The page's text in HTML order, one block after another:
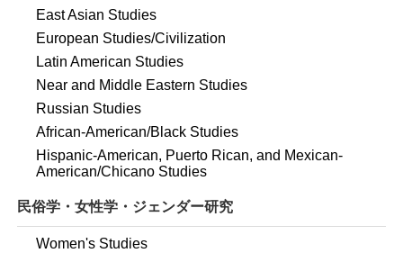
East Asian Studies
European Studies/Civilization
Latin American Studies
Near and Middle Eastern Studies
Russian Studies
African-American/Black Studies
Hispanic-American, Puerto Rican, and Mexican-
American/Chicano Studies
民俗学・女性学・ジェンダー研究
Women's Studies